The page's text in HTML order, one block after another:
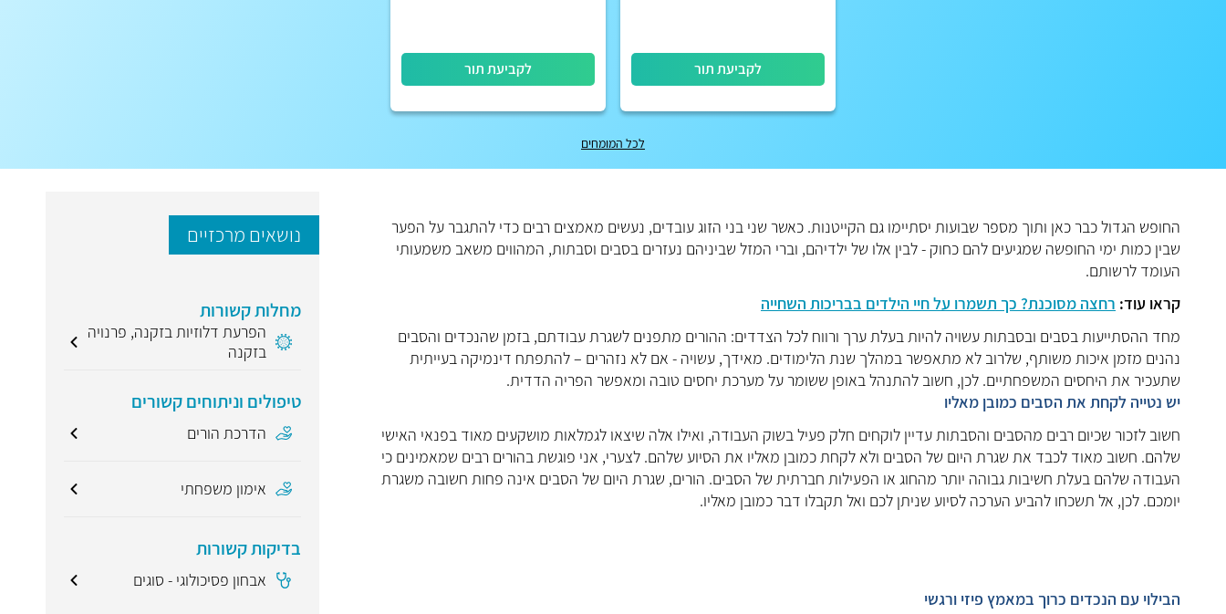
לקביעת תור לקביעת תור
לכל המומחים
החופש הגדול כבר כאן ותוך מספר שבועות יסתיימו גם הקייטנות. כאשר שני בני הזוג עובדים, נעשים מאמצים רבים כדי להתגבר על הפער
שבין כמות ימי החופשה שמגיעים להם כחוק - לבין אלו של ילדיהם, וברי המזל שביניהם נעזרים בסבים וסבתות, המהווים משאב משמעותי
העומד לרשותם.
קראו עוד: רחצה מסוכנת? כך תשמרו על חיי הילדים בבריכות השחייה
מחד ההסתייעות בסבים ובסבתות עשויה להיות בעלת ערך ורווח לכל הצדדים: ההורים מתפנים לשגרת עבודתם, בזמן שהנכדים והסבים
נהנים מזמן איכות משותף, שלרוב לא מתאפשר במהלך שנת הלימודים. מאידך, עשויה - אם לא נזהרים – להתפתח דינמיקה בעייתית
שתעכיר את היחסים המשפחתיים. לכן, חשוב להתנהל באופן ששומר על מערכת יחסים טובה ומאפשר הפריה הדדית.
יש נטייה לקחת את הסבים כמובן מאליו
חשוב לזכור שכיום רבים מהסבים והסבתות עדיין לוקחים חלק פעיל בשוק העבודה, ואילו אלה שיצאו לגמלאות מושקעים מאוד בפנאי האישי
שלהם. חשוב מאוד לכבד את שגרת היום של הסבים ולא לקחת כמובן מאליו את הסיוע שלהם. לצערי, אני פוגשת בהורים רבים שמאמינים כי
העבודה שלהם בעלת חשיבות גבוהה יותר מהחוג או הפעילות חברתית של הסבים. הורים, שגרת היום של הסבים אינה פחות חשובה משגרת
יומכם. לכן, אל תשכחו להביע הערכה לסיוע שניתן לכם ואל תקבלו דבר כמובן מאליו.
הבילוי עם הנכדים כרוך במאמץ פיזי ורגשי
נושאים מרכזיים
מחלות קשורות
הפרעת דלוזיות בזקנה, פרנויה
בזקנה
טיפולים וניתוחים קשורים
הדרכת הורים
אימון משפחתי
בדיקות קשורות
אבחון פסיכולוגי - סוגים